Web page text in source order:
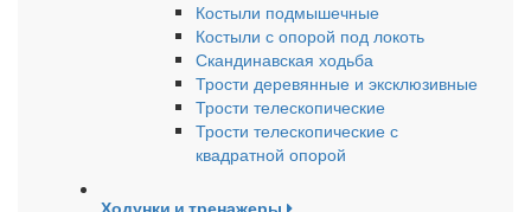
Костыли подмышечные
Костыли с опорой под локоть
Скандинавская ходьба
Трости деревянные и эксклюзивные
Трости телескопические
Трости телескопические с
квадратной опорой